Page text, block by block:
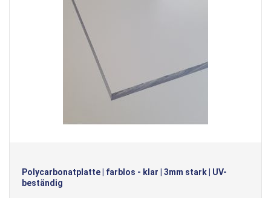
Polycarbonatplatte | farblos - klar | 3mm stark | UV-
beständig